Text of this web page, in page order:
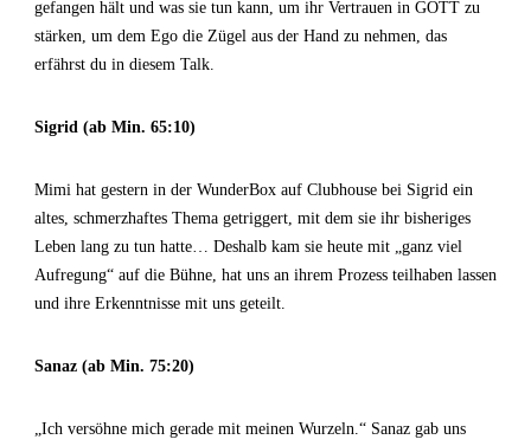
gefangen hält und was sie tun kann, um ihr Vertrauen in GOTT zu
stärken, um dem Ego die Zügel aus der Hand zu nehmen, das
erfährst du in diesem Talk.
Sigrid (ab Min. 65:10)
Mimi hat gestern in der WunderBox auf Clubhouse bei Sigrid ein
altes, schmerzhaftes Thema getriggert, mit dem sie ihr bisheriges
Leben lang zu tun hatte… Deshalb kam sie heute mit „ganz viel
Aufregung“ auf die Bühne, hat uns an ihrem Prozess teilhaben lassen
und ihre Erkenntnisse mit uns geteilt.
Sanaz (ab Min. 75:20)
„Ich versöhne mich gerade mit meinen Wurzeln.“ Sanaz gab uns